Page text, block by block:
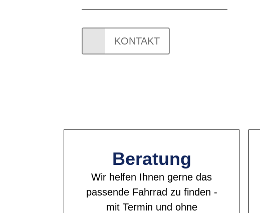
KONTAKT
Beratung
Wir helfen Ihnen gerne das
passende Fahrrad zu finden -
mit Termin und ohne